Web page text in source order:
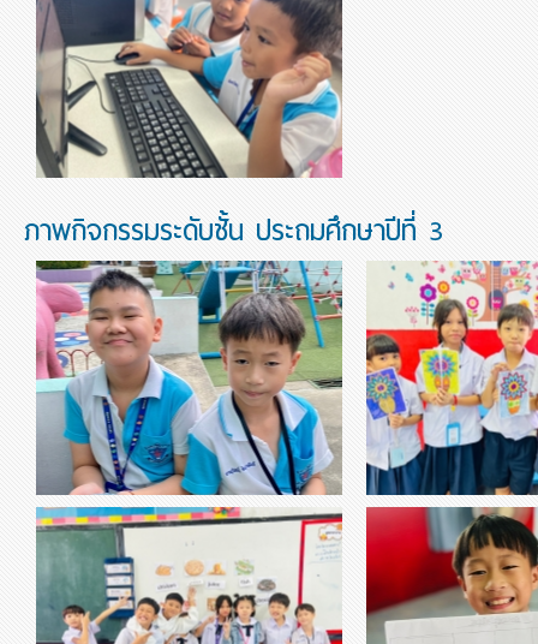
thumbnail-510441.jpg
วิชาคอมพิวเตอร์
ภาพกิจกรรมระดับชั้น ประถมศึกษาปีที่ 3
thumbnail-124649.jpg
วิชาการงานอาชีพ ห้องน้ำหอม ห้อง
หอมฟุ้งทั่วห้อง ด้วยมะนาวก็ทำได้
thumbnail-702378.jpg
- ฝึกการใช้สีให้เป็นระเบียบ
หนดใว้ - คุณค่าและความ
รู้จักลายเส้นมากขึ้น - สม
ทำกิจกรรม - กระตุ้นแรงจูง
ศิลปะสร้า
thumbnail-914057.jpg
วิชาอังกฤษ ร่วมร้องเพลงการแต่ง
ประโยค
thumbnail-456899.jpg
วาดรูปโดยใช้รูป